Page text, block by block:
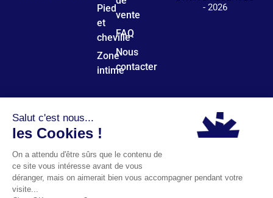
Pied
et
cheville
Zone
intime
vente
FAQ
Nous
contacter
- 2026
Plan du site
Mentions légales
Politique de confidentialité
CGV